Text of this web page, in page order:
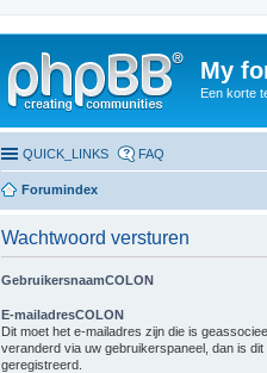
My
Een korte
QUICK_LINKS FAQ
Forumindex
Wachtwoord versturen
GebruikersnaamCOLON
E-mailadresCOLON
Dit moet het e-mailadres zijn die is
veranderd via uw gebruikerspaneel, dan is
geregistreerd.